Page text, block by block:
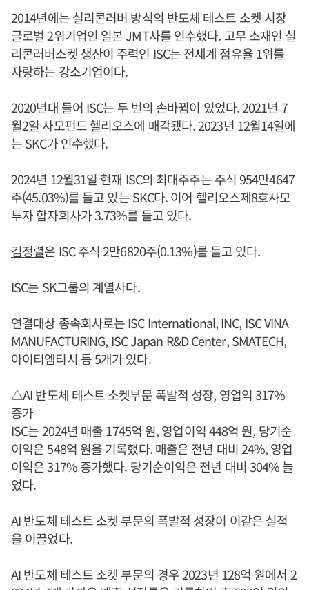
2014년에는 실리콘러버 방식의 반도체 테스트 소켓 시장
글로벌 2위기업인 일본 JMT사를 인수했다. 고무 소재인 실
리콘러버소켓 생산이 주력인 ISC는 전세계 점유율 1위를
자랑하는 강소기업이다.
2020년대 들어 ISC는 두 번의 손바뀜이 있었다. 2021년 7
월2일 사모펀드 헬리오스에 매각됐다. 2023년 12월14일에
는 SKC가 인수했다.
2024년 12월31일 현재 ISC의 최대주주는 주식 954만4647
주(45.03%)를 들고 있는 SKC다. 이어 헬리오스제8호사모
투자 합자회사가 3.73%를 들고 있다.
김정렬은 ISC 주식 2만6820주(0.13%)를 들고 있다.
ISC는 SK그룹의 계열사다.
연결대상 종속회사로는 ISC International, INC, ISC VINA
MANUFACTURING, ISC Japan R&D Center, SMATECH,
아이티엠티시 등 5개가 있다.
△AI 반도체 테스트 소켓부문 폭발적 성장, 영업익 317%
증가
ISC는 2024년 매출 1745억 원, 영업이익 448억 원, 당기순
이익은 548억 원을 기록했다. 매출은 전년 대비 24%, 영업
이익은 317% 증가했다. 당기순이익은 전년 대비 304% 늘
었다.
AI 반도체 테스트 소켓 부문의 폭발적 성장이 이같은 실적
을 이끌었다.
AI 반도체 테스트 소켓 부문의 경우 2023년 128억 원에서 2